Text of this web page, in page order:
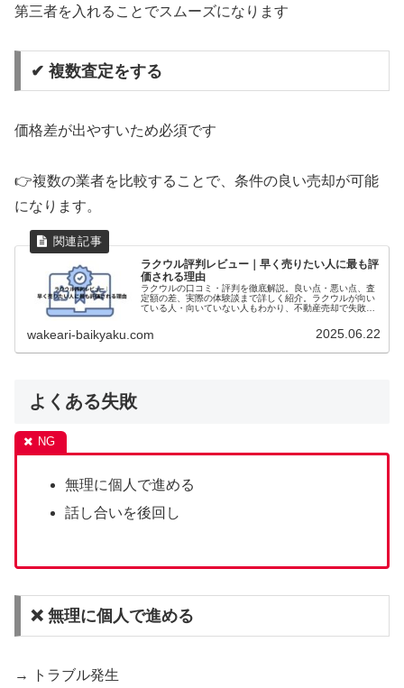
第三者を入れることでスムーズになります
✔ 複数査定をする
価格差が出やすいため必須です
👉複数の業者を比較することで、条件の良い売却が可能
になります。
ラクウル評判レビュー｜早く売りたい人に最も評
価される理由
ラクウルの口コミ・評判を徹底解説。良い点・悪い点、査
定額の差、実際の体験談まで詳しく紹介。ラクウルが向い
ている人・向いていない人もわかり、不動産売却で失敗し
wakeari-baikyaku.com 2025.06.22
よくある失敗
無理に個人で進める
話し合いを後回し
❌ 無理に個人で進める
→ トラブル発生